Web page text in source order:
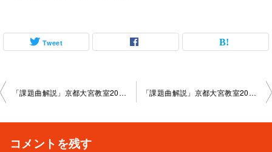
Tweet
投
「課題曲解説」京都大宮教室2024-07-13-no0003-­1005 「課題曲解説」京都大宮教室2024-08-10-no0003-­1005
コメントを残す